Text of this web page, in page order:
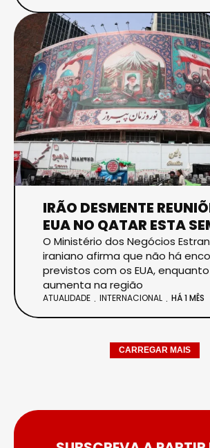
IRÃO DESMENTE
EUA NO QATAR ESTA
O Ministério dos Negócios
iraniano afirma que não há
previstos com os EUA,
aumenta na região
ATUALIDADE INTERNACIONAL HÁ 1 MÊS
CARREGAR MAIS